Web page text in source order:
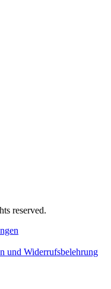
reserved.
und Widerrufsbelehrung